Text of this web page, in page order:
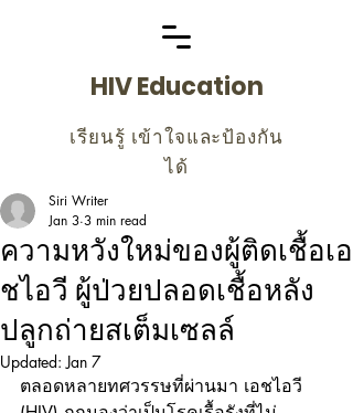
HIV Education
เรียนรู้ เข้าใจและป้องกัน
ได้
ความหวังใหม่ของผู้ติดเชื้อเอ
ชไอวี ผู้ป่วยปลอดเชื้อหลัง
ปลูกถ่ายสเต็มเซลล์
Siri Writer
Jan 3 3 min read
Updated:Jan 7
ตลอดหลายทศวรรษที่ผ่านมา เอชไอวี